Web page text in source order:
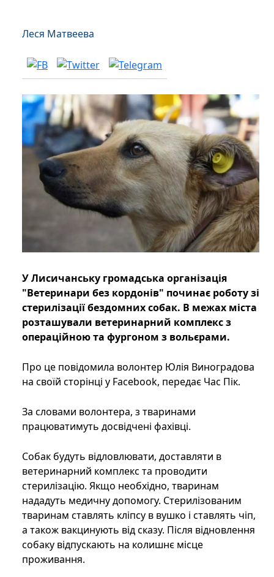
Леся Матвеева
У Лисичанську громадська організація
"Ветеринари без кордонів" починає роботу зі
стерилізації бездомних собак. В межах міста
розташували ветеринарний комплекс з
операційною та фургоном з вольєрами.
Про це повідомила волонтер Юлія Виноградова
на своїй сторінці у Facebook, передає Час Пік.
За словами волонтера, з тваринами
працюватимуть досвідчені фахівці.
Собак будуть відловлювати, доставляти в
ветеринарний комплекс та проводити
стерилізацію. Якщо необхідно, тваринам
нададуть медичну допомогу. Стерилізованим
тваринам ставлять кліпсу в вушко і ставлять чіп,
а також вакцинують від сказу. Після відновлення
собаку відпускають на колишнє місце
проживання.